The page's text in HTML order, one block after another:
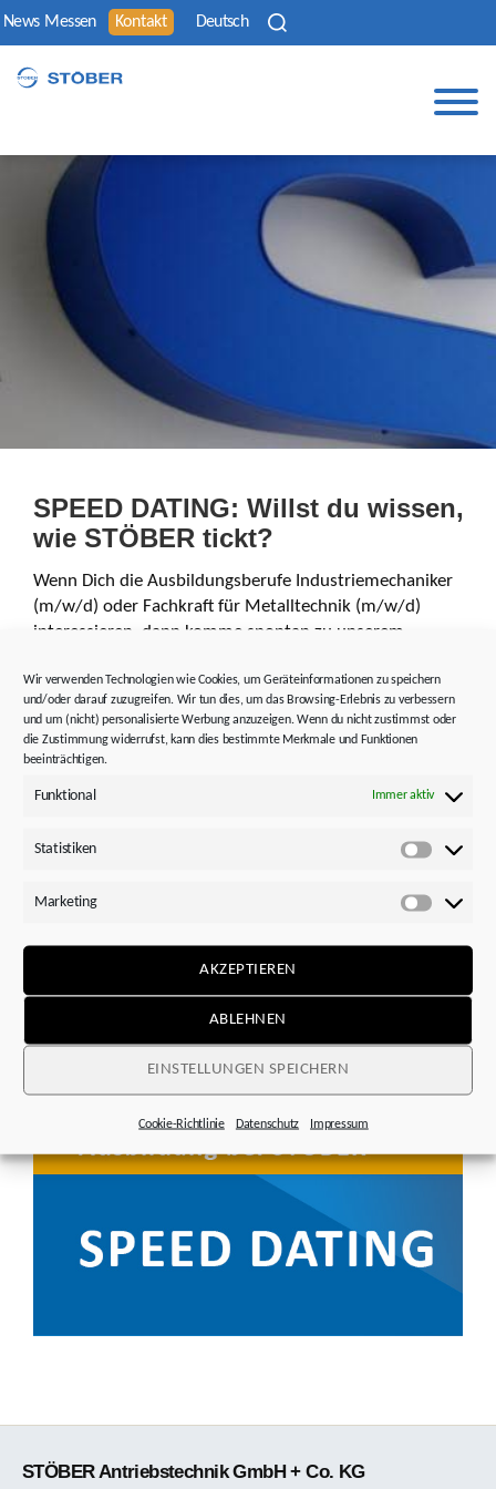
Wir verwenden Technologien wie Cookies, um Geräteinformationen zu speichern
und/oder darauf zuzugreifen. Wir tun dies, um das Browsing-Erlebnis zu verbessern
und um (nicht) personalisierte Werbung anzuzeigen. Wenn du nicht zustimmst oder
die Zustimmung widerrufst, kann dies bestimmte Merkmale und Funktionen
beeinträchtigen.
Funktional Immer aktiv
Statistiken
Marketing
AKZEPTIEREN
ABLEHNEN
EINSTELLUNGEN SPEICHERN
Cookie-Richtlinie Datenschutz Impressum
News Messen Kontakt Deutsch
SPEED DATING: Willst du wissen,
wie STÖBER tickt?
Wenn Dich die Ausbildungs­berufe Industrie­mechaniker
(m/w/d) oder Fachkraft für Metalltechnik (m/w/d)
interessieren, dann komme spontan zu unserem
– SPEED DATING –
75177 Pforzheim
Lerne unsere Azubis und Ausbilder kennen und
STÖBER Antriebstechnik GmbH + Co. KG